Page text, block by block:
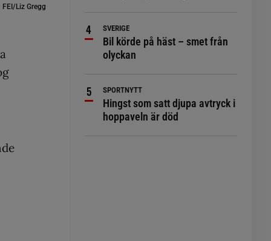
FEI/Liz Gregg
SVERIGE
Bil körde på häst – smet från
olyckan
SPORTNYTT
Hingst som satt djupa avtryck i
hoppaveln är död